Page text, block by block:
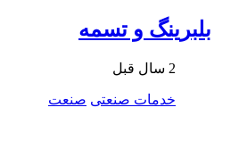
بلبرینگ و تسمه
2 سال قبل
خدمات صنعتی صنعت